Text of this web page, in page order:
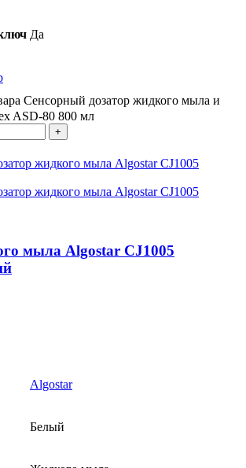
Да
Сенсорный дозатор жидкого мыла и
ASD-80 800 мл
мыла Algostar CJ1005
Algostar
Белый